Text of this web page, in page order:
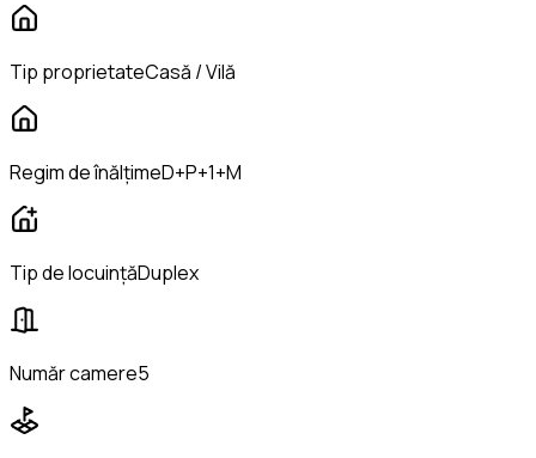
Tip proprietateCasă / Vilă
Regim de înălțimeD+P+1+M
Tip de locuințăDuplex
Număr camere5